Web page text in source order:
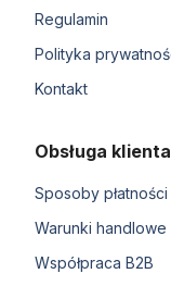
Regulamin
Polityka
Kontakt
Obsługa klienta
Sposoby płatności
Warunki handlowe
Współpraca B2B